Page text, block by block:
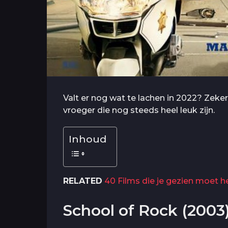
Valt er nog wat te lachen in 2022?
vroeger die nog steeds heel leuk zijn.
Inhoud
RELATED 40 Films die je gezien moet
School of Rock